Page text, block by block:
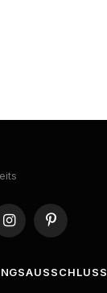
InstagramPinterest